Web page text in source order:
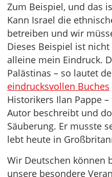
Zum Beispiel, und das
Kann Israel die
betreiben und wir
Dieses Beispiel ist
alleine mein Eindruck.
Palästinas – so lautet
eindrucksvollen Buches
Historikers Ilan Pappe
Autor beschreibt und
Säuberung. Er musste
lebt heute in
Wir Deutschen können
unsere besondere